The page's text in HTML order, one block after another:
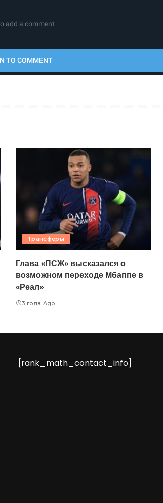
Трансферы
Глава «ПСЖ» высказался о
возможном переходе Мбаппе в
«Реал»
3 года Ago
[rank_math_contact_info]